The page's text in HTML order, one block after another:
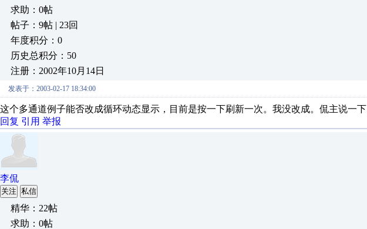
求助：0帖
帖子：9帖 | 23回
年度积分：0
历史总积分：50
注册：2002年10月14日
发表于：2003-02-17 18:34:00
这个多通道例子能否改成循环动态显示，目前是按一下刷新一次。我没改成。侃主说一
回复 引用 举报
李侃
关注 私信
精华：22帖
求助：0帖